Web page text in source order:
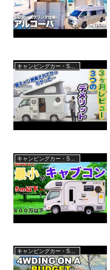
キャンピングカー・SUV人気車種
キャンピングカー・SUV人気車種